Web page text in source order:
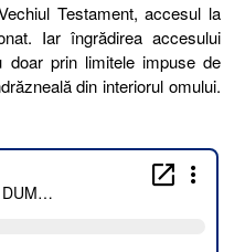
Testament, accesul la
Iar îngrădirea accesului
prin limitele impuse de
din interiorul omului.